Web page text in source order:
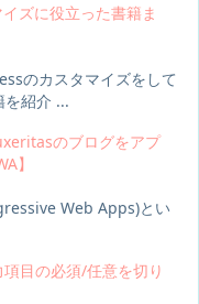
ズに役立った書籍ま
のカスタマイズをして
を紹介 ...
のブログをアプ
】
Web Apps)とい
目の必須/任意を切り